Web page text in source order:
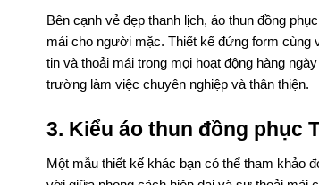
Bên cạnh vẻ đẹp thanh lịch, áo thun đồng
mái cho người mặc. Thiết kế đứng form
tin và thoải mái trong mọi hoạt động hàng
trường làm việc chuyên nghiệp và thân thiện.
3. Kiểu áo thun đồng phục
Một mẫu thiết kế khác bạn có thể tham khảo